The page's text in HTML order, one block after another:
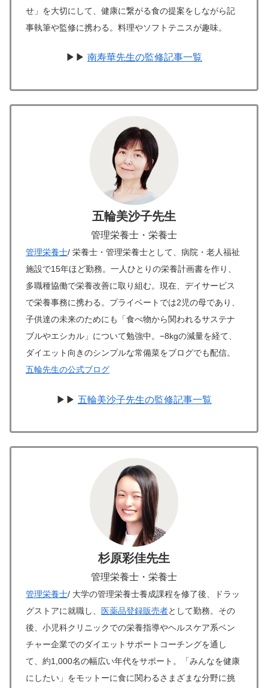
せ」を大切にして、健康に繋がる食の提案をしながら記
事執筆や監修に携わる。料理やソフトテニスが趣味。
▶▶ 南寿華先生の監修記事一覧
五輪美沙子先生
管理栄養士・栄養士
管理栄養士/ 栄養士・管理栄養士として、病院・老人福祉
施設で15年ほど勤務。一人ひとりの栄養計画書を作り、
多職種協働で栄養改善に取り組む。現在、デイサービス
で栄養事務に携わる。プライベートでは2児の母であり、
子供達の未来のためにも「食べ物から関われるサステナ
ブルやエシカル」について勉強中。−8kgの減量を経て、
ダイエット向きのシンプルな常備菜をブログでも配信。
五輪先生の公式ブログ
▶▶ 五輪美沙子先生の監修記事一覧
杉原彩佳先生
管理栄養士・栄養士
管理栄養士/ 大学の管理栄養士養成課程を修了後、ドラッ
グストアに就職し、
医薬品登録販売者として勤務。その
後、小児科クリニックでの栄養指導やヘルスケア系ベン
チャー企業でのダイエットサポートコーチングを通し
て、約1,000名の幅広い年代をサポート。「みんなを健康
にしたい」をモットーに食に関わるさまざまな分野に挑